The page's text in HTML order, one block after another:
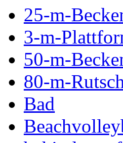
25-m-
3-m-
50-m-
80-m-
Bad